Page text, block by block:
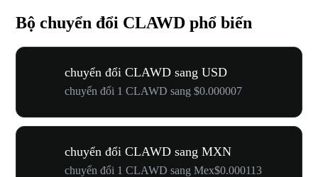
Bộ chuyển đổi CLAWD phổ biến
chuyển đổi CLAWD sang USD
chuyển đổi 1 CLAWD sang $0.000007
chuyển đổi CLAWD sang MXN
chuyển đổi 1 CLAWD sang Mex$0.000113